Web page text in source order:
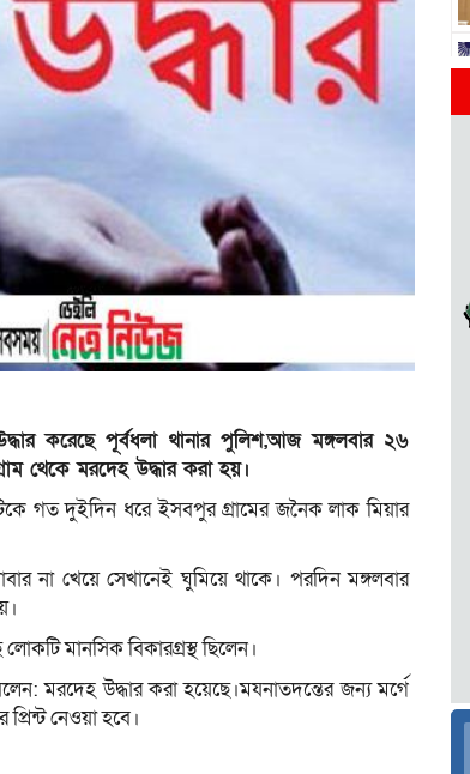
করেছে পূর্বধলা থানার পুলিশ,আজ মঙ্গলবার ২৬
থেকে মরদেহ উদ্ধার করা হয়।
গত দুইদিন ধরে ইসবপুর গ্রামের জনৈক লাক মিয়ার
না খেয়ে সেখানেই ঘুমিয়ে থাকে। পরদিন মঙ্গলবার
মানসিক বিকারগ্রস্থ ছিলেন।
মরদেহ উদ্ধার করা হয়েছে।মযনাতদন্তের জন্য মর্গে
নেওয়া হবে।